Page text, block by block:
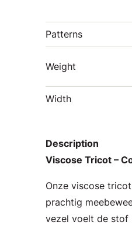
Patterns
Weight
Width
Description
Viscose Tricot –
Onze viscose
prachtig
vezel voelt de stof